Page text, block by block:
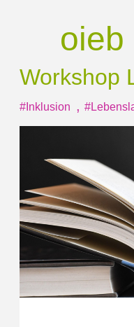
oieb
Workshop
#Inklusion ,